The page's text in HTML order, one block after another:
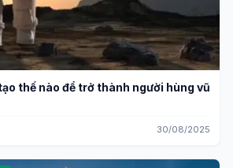
thế nào để trở thành người hùng vũ
30/08/2025